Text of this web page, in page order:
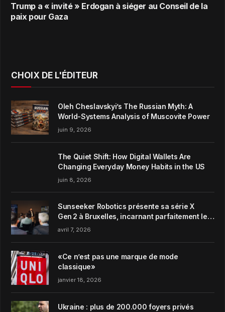
Trump a « invité » Erdogan à siéger au Conseil de la
paix pour Gaza
CHOIX DE L'ÉDITEUR
Oleh Cheslavskyi’s The Russian Myth: A
World-Systems Analysis of Muscovite Power
juin 9, 2026
The Quiet Shift: How Digital Wallets Are
Changing Everyday Money Habits in the US
juin 8, 2026
Sunseeker Robotics présente sa série X
Gen 2 à Bruxelles, incarnant parfaitement le
concept de Garden Harmony de la marque
avril 7, 2026
«Ce n’est pas une marque de mode
classique»
janvier 18, 2026
Ukraine : plus de 200.000 foyers privés